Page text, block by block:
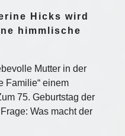
Hicks wird
himmlische
Mutter in der
Familie“ einem
75. Geburtstag der
Was macht der